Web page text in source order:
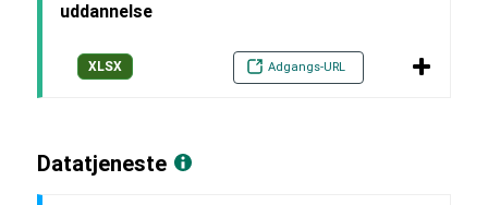
uddannelse
XLSX Adgangs-URL
Datatjeneste